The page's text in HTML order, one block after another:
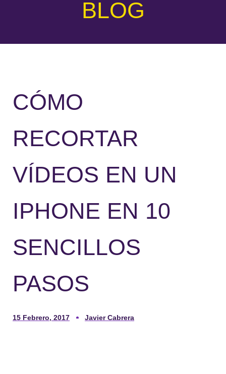
BLOG
CÓMO
RECORTAR
VÍDEOS EN UN
IPHONE EN 10
SENCILLOS
PASOS
15 Febrero, 2017 Javier Cabrera